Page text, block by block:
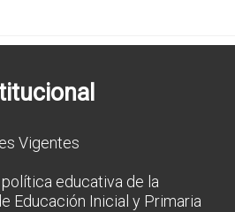
Vigentes
educativa de la
Educación Inicial y Primaria